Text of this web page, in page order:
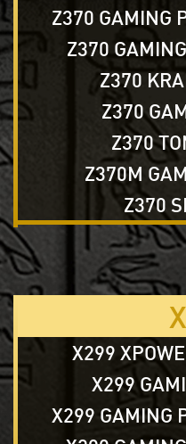
Z370 GAMING
Z370
Z370
Z370
Z370
Z370M
Z370
X299
X299
X299 GAMING